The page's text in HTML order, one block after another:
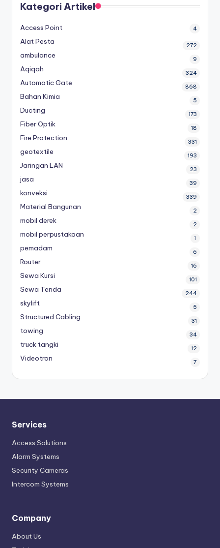
Kategori Artikel
Access Point 4
Alat Pesta 272
ambulance 9
Aqiqah 324
Automatic Gate 868
Bahan Kimia 5
Ducting 173
Fiber Optik 18
Fire Protection 331
geotextile 193
Jaringan LAN 23
jasa 39
konveksi 339
Material Bangunan 2
mobil derek 2
mobil perpustakaan 1
pemadam 6
Router 16
Sewa Kursi 101
Sewa Tenda 244
skylift 5
Structured Cabling 31
towing 34
truck tangki 12
Videotron 7
Services
Access Solutions
Alarm Systems
Security Cameras
Intercom Systems
Company
About Us